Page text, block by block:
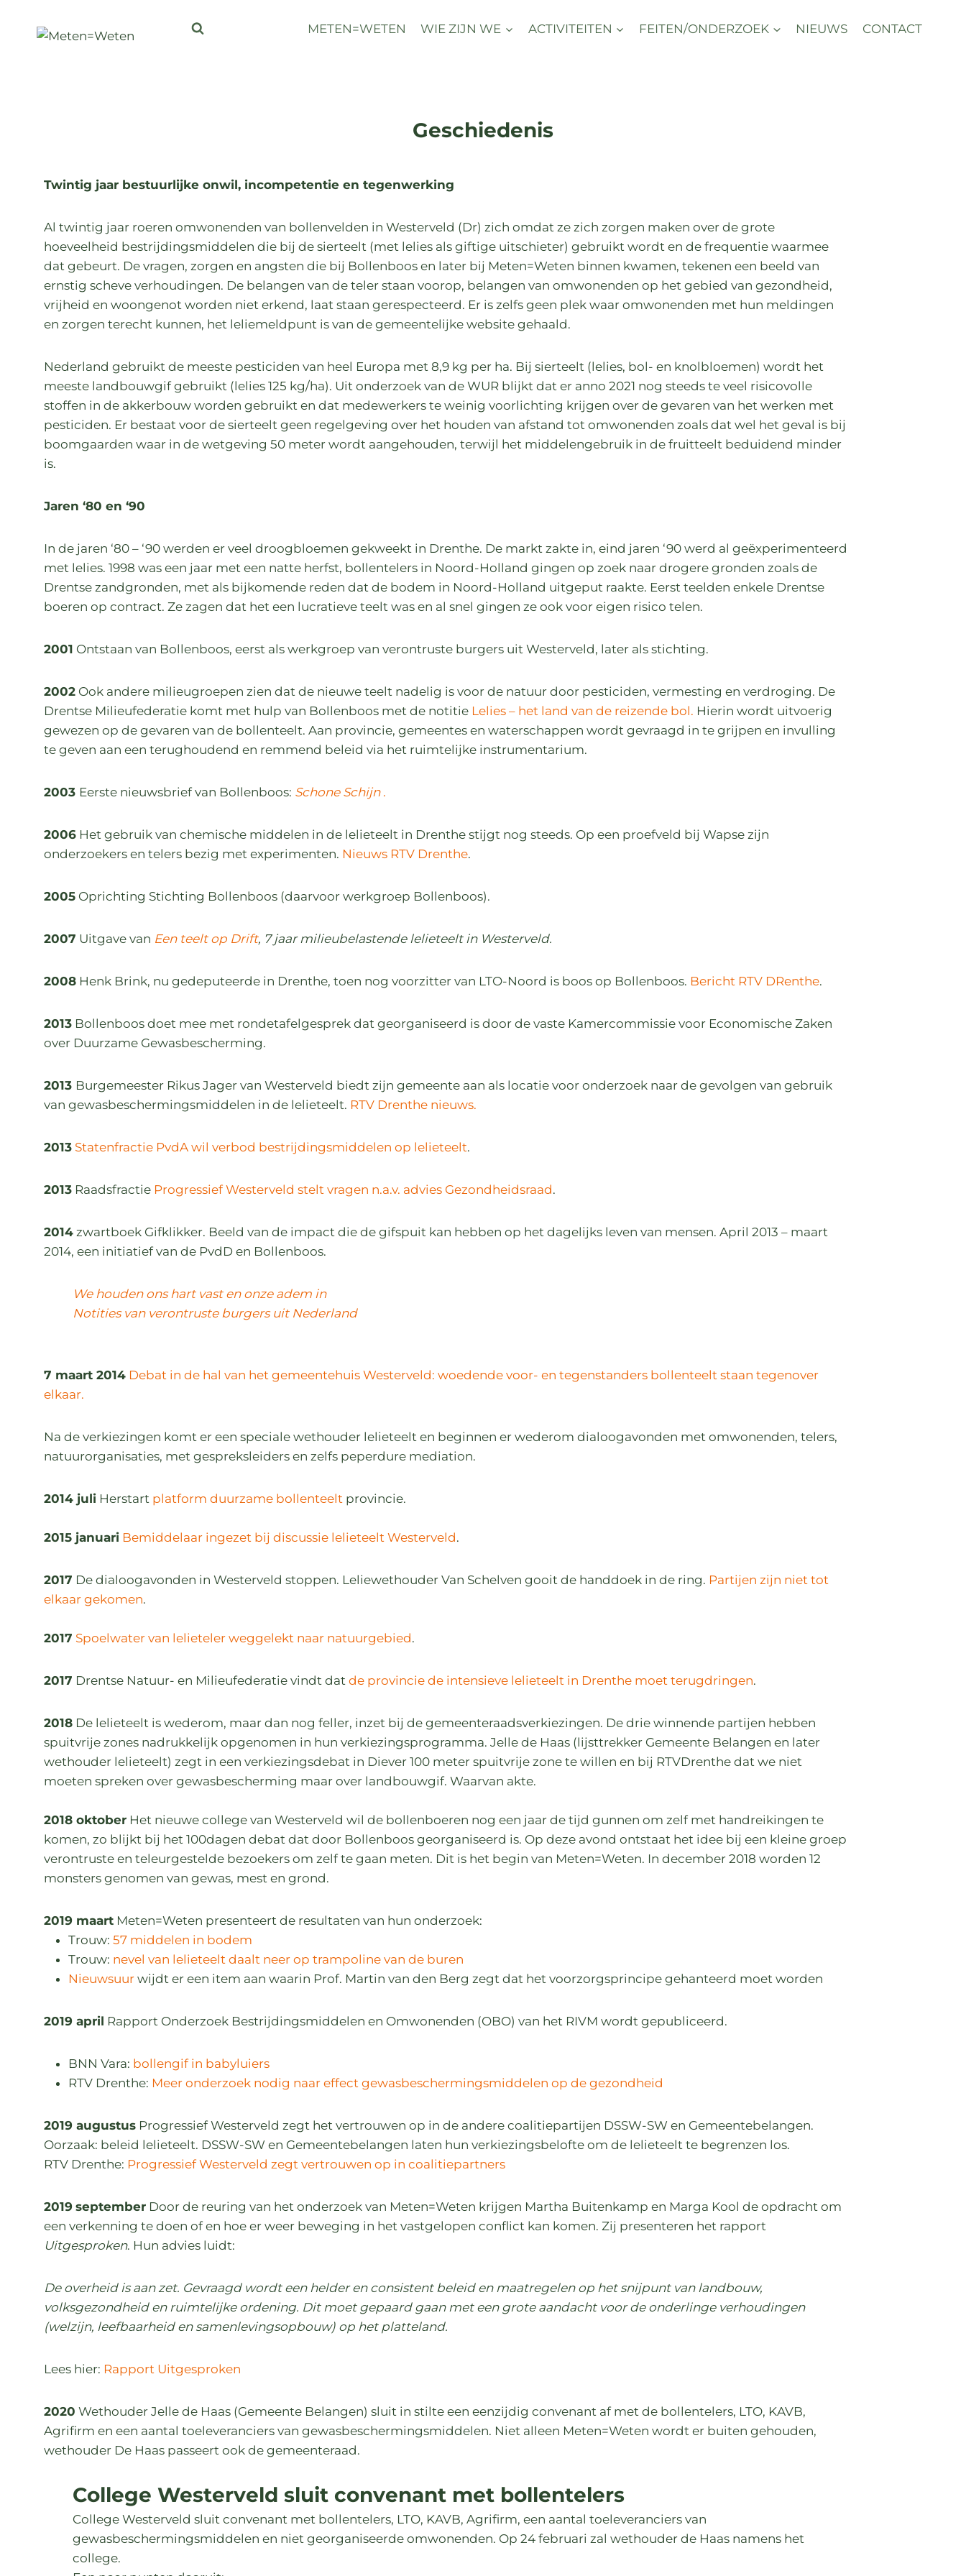
METEN=WETEN WIE ZIJN WE ACTIVITEITEN FEITEN/ONDERZOEK NIEUWS CONTACT
Geschiedenis
Twintig jaar bestuurlijke onwil, incompetentie en tegenwerking
Al twintig jaar roeren omwonenden van bollenvelden in Westerveld (Dr) zich omdat ze zich zorgen maken over de grote
hoeveelheid bestrijdingsmiddelen die bij de sierteelt (met lelies als giftige uitschieter) gebruikt wordt en de frequentie waarmee
dat gebeurt. De vragen, zorgen en angsten die bij Bollenboos en later bij Meten=Weten binnen kwamen, tekenen een beeld van
ernstig scheve verhoudingen. De belangen van de teler staan voorop, belangen van omwonenden op het gebied van gezondheid,
vrijheid en woongenot worden niet erkend, laat staan gerespecteerd. Er is zelfs geen plek waar omwonenden met hun meldingen
en zorgen terecht kunnen, het leliemeldpunt is van de gemeentelijke website gehaald.
Nederland gebruikt de meeste pesticiden van heel Europa met 8,9 kg per ha. Bij sierteelt (lelies, bol- en knolbloemen) wordt het
meeste landbouwgif gebruikt (lelies 125 kg/ha). Uit onderzoek van de WUR blijkt dat er anno 2021 nog steeds te veel risicovolle
stoffen in de akkerbouw worden gebruikt en dat medewerkers te weinig voorlichting krijgen over de gevaren van het werken met
pesticiden. Er bestaat voor de sierteelt geen regelgeving over het houden van afstand tot omwonenden zoals dat wel het geval is bij
boomgaarden waar in de wetgeving 50 meter wordt aangehouden, terwijl het middelengebruik in de fruitteelt beduidend minder
is.
Jaren ‘80 en ‘90
In de jaren ‘80 – ‘90 werden er veel droogbloemen gekweekt in Drenthe. De markt zakte in, eind jaren ‘90 werd al geëxperimenteerd
met lelies. 1998 was een jaar met een natte herfst, bollentelers in Noord-Holland gingen op zoek naar drogere gronden zoals de
Drentse zandgronden, met als bijkomende reden dat de bodem in Noord-Holland uitgeput raakte. Eerst teelden enkele Drentse
boeren op contract. Ze zagen dat het een lucratieve teelt was en al snel gingen ze ook voor eigen risico telen.
2001 Ontstaan van Bollenboos, eerst als werkgroep van verontruste burgers uit Westerveld, later als stichting.
2002 Ook andere milieugroepen zien dat de nieuwe teelt nadelig is voor de natuur door pesticiden, vermesting en verdroging. De
Drentse Milieufederatie komt met hulp van Bollenboos met de notitie Lelies – het land van de reizende bol. Hierin wordt uitvoerig
gewezen op de gevaren van de bollenteelt. Aan provincie, gemeentes en waterschappen wordt gevraagd in te grijpen en invulling
te geven aan een terughoudend en remmend beleid via het ruimtelijke instrumentarium.
2003 Eerste nieuwsbrief van Bollenboos: Schone Schijn.
2006 Het gebruik van chemische middelen in de lelieteelt in Drenthe stijgt nog steeds. Op een proefveld bij Wapse zijn
onderzoekers en telers bezig met experimenten. Nieuws RTV Drenthe.
2005 Oprichting Stichting Bollenboos (daarvoor werkgroep Bollenboos).
2007 Uitgave van Een teelt op Drift, 7 jaar milieubelastende lelieteelt in Westerveld.
2008 Henk Brink, nu gedeputeerde in Drenthe, toen nog voorzitter van LTO-Noord is boos op Bollenboos. Bericht RTV DRenthe.
2013 Bollenboos doet mee met rondetafelgesprek dat georganiseerd is door de vaste Kamercommissie voor Economische Zaken
over Duurzame Gewasbescherming.
2013 Burgemeester Rikus Jager van Westerveld biedt zijn gemeente aan als locatie voor onderzoek naar de gevolgen van gebruik
van gewasbeschermingsmiddelen in de lelieteelt. RTV Drenthe nieuws.
2013 Statenfractie PvdA wil verbod bestrijdingsmiddelen op lelieteelt.
2013 Raadsfractie Progressief Westerveld stelt vragen n.a.v. advies Gezondheidsraad.
2014 zwartboek Gifklikker. Beeld van de impact die de gifspuit kan hebben op het dagelijks leven van mensen. April 2013 – maart
2014, een initiatief van de PvdD en Bollenboos.
We houden ons hart vast en onze adem in
Notities van verontruste burgers uit Nederland
7 maart 2014 Debat in de hal van het gemeentehuis Westerveld: woedende voor- en tegenstanders bollenteelt staan tegenover
elkaar.
Na de verkiezingen komt er een speciale wethouder lelieteelt en beginnen er wederom dialoogavonden met omwonenden, telers,
natuurorganisaties, met gespreksleiders en zelfs peperdure mediation.
2014 juli Herstart platform duurzame bollenteelt provincie.
2015 januari Bemiddelaar ingezet bij discussie lelieteelt Westerveld.
2017 De dialoogavonden in Westerveld stoppen. Leliewethouder Van Schelven gooit de handdoek in de ring. Partijen zijn niet tot
elkaar gekomen.
2017 Spoelwater van lelieteler weggelekt naar natuurgebied.
2017 Drentse Natuur- en Milieufederatie vindt dat de provincie de intensieve lelieteelt in Drenthe moet terugdringen.
2018 De lelieteelt is wederom, maar dan nog feller, inzet bij de gemeenteraadsverkiezingen. De drie winnende partijen hebben
spuitvrije zones nadrukkelijk opgenomen in hun verkiezingsprogramma. Jelle de Haas (lijsttrekker Gemeente Belangen en later
wethouder lelieteelt) zegt in een verkiezingsdebat in Diever 100 meter spuitvrije zone te willen en bij RTVDrenthe dat we niet
moeten spreken over gewasbescherming maar over landbouwgif. Waarvan akte.
2018 oktober Het nieuwe college van Westerveld wil de bollenboeren nog een jaar de tijd gunnen om zelf met handreikingen te
komen, zo blijkt bij het 100dagen debat dat door Bollenboos georganiseerd is. Op deze avond ontstaat het idee bij een kleine groep
verontruste en teleurgestelde bezoekers om zelf te gaan meten. Dit is het begin van Meten=Weten. In december 2018 worden 12
monsters genomen van gewas, mest en grond.
2019 maart Meten=Weten presenteert de resultaten van hun onderzoek:
Trouw: 57 middelen in bodem
Trouw: nevel van lelieteelt daalt neer op trampoline van de buren
Nieuwsuur wijdt er een item aan waarin Prof. Martin van den Berg zegt dat het voorzorgsprincipe gehanteerd moet worden
2019 april Rapport Onderzoek Bestrijdingsmiddelen en Omwonenden (OBO) van het RIVM wordt gepubliceerd.
BNN Vara: bollengif in babyluiers
RTV Drenthe: Meer onderzoek nodig naar effect gewasbeschermingsmiddelen op de gezondheid
2019 augustus Progressief Westerveld zegt het vertrouwen op in de andere coalitiepartijen DSSW-SW en Gemeentebelangen.
Oorzaak: beleid lelieteelt. DSSW-SW en Gemeentebelangen laten hun verkiezingsbelofte om de lelieteelt te begrenzen los.
RTV Drenthe: Progressief Westerveld zegt vertrouwen op in coalitiepartners
2019 september Door de reuring van het onderzoek van Meten=Weten krijgen Martha Buitenkamp en Marga Kool de opdracht om
een verkenning te doen of en hoe er weer beweging in het vastgelopen conflict kan komen. Zij presenteren het rapport
Uitgesproken. Hun advies luidt:
De overheid is aan zet. Gevraagd wordt een helder en consistent beleid en maatregelen op het snijpunt van landbouw,
volksgezondheid en ruimtelijke ordening. Dit moet gepaard gaan met een grote aandacht voor de onderlinge verhoudingen
(welzijn, leefbaarheid en samenlevingsopbouw) op het platteland.
Lees hier: Rapport Uitgesproken
2020 Wethouder Jelle de Haas (Gemeente Belangen) sluit in stilte een eenzijdig convenant af met de bollentelers, LTO, KAVB,
Agrifirm en een aantal toeleveranciers van gewasbeschermingsmiddelen. Niet alleen Meten=Weten wordt er buiten gehouden,
wethouder De Haas passeert ook de gemeenteraad.
College Westerveld sluit convenant met bollentelers
College Westerveld sluit convenant met bollentelers, LTO, KAVB, Agrifirm, een aantal toeleveranciers van
gewasbeschermingsmiddelen en niet georganiseerde omwonenden. Op 24 februari zal wethouder de Haas namens het
college.